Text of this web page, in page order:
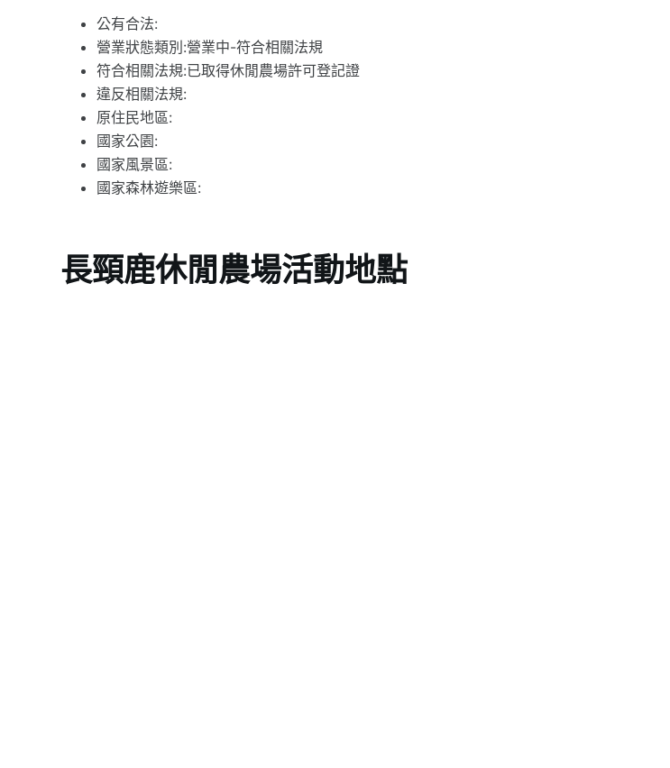
公有合法:
營業狀態類別:營業中-符合相關法規
符合相關法規:已取得休閒農場許可登記證
違反相關法規:
原住民地區:
國家公園:
國家風景區:
國家森林遊樂區:
長頸鹿休閒農場活動地點